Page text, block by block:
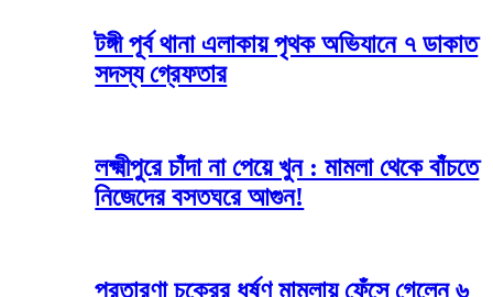
টঙ্গী পূর্ব থানা এলাকায় পৃথক অভিযানে ৭ ডাকাত
সদস্য গ্রেফতার
লক্ষ্মীপুরে চাঁদা না পেয়ে খুন : মামলা থেকে বাঁচতে
নিজেদের বসতঘরে আগুন!
প্রতারণা চক্রের ধর্ষণ মামলায় ফেঁসে গেলেন ৬